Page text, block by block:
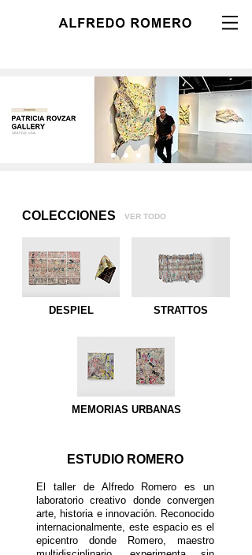
COLECCIONES VER TODO
DESPIEL STRATTOS
MEMORIAS URBANAS
ESTUDIO ROMERO
El taller de Alfredo Romero es un
laboratorio creativo donde convergen
arte, historia e innovación. Reconocido
internacionalmente, este espacio es el
epicentro donde Romero, maestro